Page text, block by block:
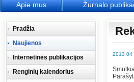
2013 04
Pradžia
Naujienos
Internetinės publikacijos
Renginių kalendorius
Apie mus Žurnalo